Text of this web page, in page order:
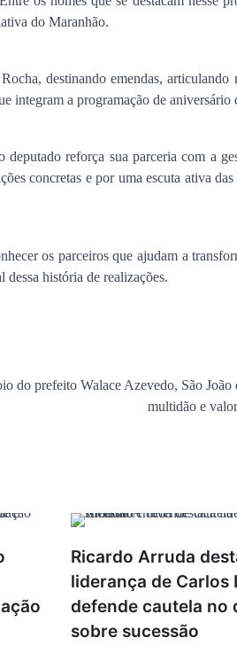
do Maranhão.
destinando emendas, articulando
integram a programação de aniversário
deputado reforça sua parceria com a
concretas e por uma escuta ativa das
os parceiros que ajudam a
dessa história de realizações.
do prefeito Walace Azevedo, São João
multidão e
Ricardo Arruda
liderança de Carlos
defende cautela no
sobre sucessão
empresário ligado
11 de junho de